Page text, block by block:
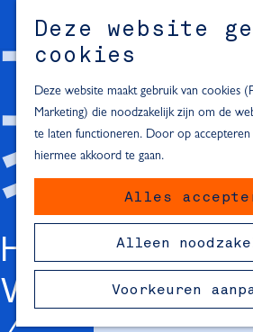
Deze website
cookies
Deze website maakt gebruik van cookies
Marketing) die noodzakelijk zijn om de
te laten functioneren. Door op accepteren
hiermee akkoord te gaan.
Alles
Alleen
Voorkeuren
M
e
n
u
FAQ
Partnerschap
Hotelservice
Kalender
Contact
Nieuws
Legatus
HORECA /
VOUCHERS